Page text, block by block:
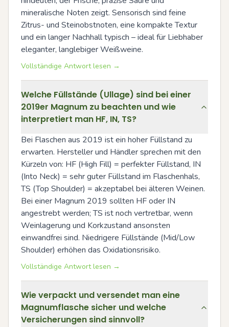
mineralische Noten zeigt. Sensorisch sind feine
Zitrus- und Steinobstnoten, eine kompakte Textur
und ein langer Nachhall typisch – ideal für Liebhaber
eleganter, langlebiger Weißweine.
Vollständige Antwort lesen →
Welche Füllstände (Ullage) sind bei einer
2019er Magnum zu beachten und wie
interpretiert man HF, IN, TS?
Bei Flaschen aus 2019 ist ein hoher Füllstand zu
erwarten. Hersteller und Händler sprechen mit den
Kürzeln von: HF (High Fill) = perfekter Füllstand, IN
(Into Neck) = sehr guter Füllstand im Flaschenhals,
TS (Top Shoulder) = akzeptabel bei älteren Weinen.
Bei einer Magnum 2019 sollten HF oder IN
angestrebt werden; TS ist noch vertretbar, wenn
Weinlagerung und Korkzustand ansonsten
einwandfrei sind. Niedrigere Füllstände (Mid/Low
Shoulder) erhöhen das Oxidationsrisiko.
Vollständige Antwort lesen →
Wie verpackt und versendet man eine
Magnumflasche sicher und welche
Versicherungen sind sinnvoll?